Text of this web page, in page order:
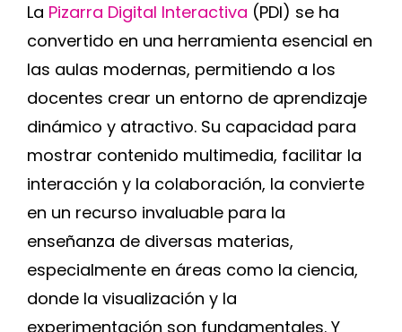
Blog
La Pizarra Digital Interactiva (PDI) se ha
convertido en una herramienta esencial en
las aulas modernas, permitiendo a los
docentes crear un entorno de aprendizaje
dinámico y atractivo. Su capacidad para
mostrar contenido multimedia, facilitar la
interacción y la colaboración, la convierte
en un recurso invaluable para la
enseñanza de diversas materias,
especialmente en áreas como la ciencia,
donde la visualización y la
experimentación son fundamentales. Y